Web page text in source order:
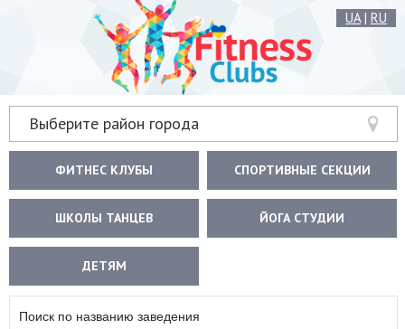
UA| RU
Выберите район города
ФИТНЕС КЛУБЫ СПОРТИВНЫЕ СЕКЦИИ
ШКОЛЫ ТАНЦЕВ ЙОГА СТУДИИ
ДЕТЯМ